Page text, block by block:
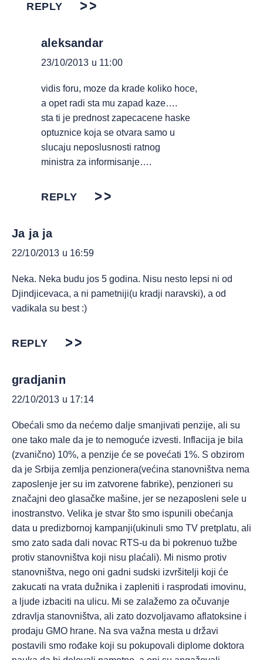
REPLY
aleksandar
23/10/2013 u 11:00
vidis foru, moze da krade koliko hoce,
a opet radi sta mu zapad kaze….
sta ti je prednost zapecacene haske
optuznice koja se otvara samo u
slucaju neposlusnosti ratnog
ministra za informisanje….
REPLY
Ja ja ja
22/10/2013 u 16:59
Neka. Neka budu jos 5 godina. Nisu nesto lepsi ni od
Djindjicevaca, a ni pametniji(u kradji naravski), a od
vadikala su best :)
REPLY
gradjanin
22/10/2013 u 17:14
Obećali smo da nećemo dalje smanjivati penzije, ali su
one tako male da je to nemoguće izvesti. Inflacija je bila
(zvanično) 10%, a penzije će se povećati 1%. S obzirom
da je Srbija zemlja penzionera(većina stanovništva nema
zaposlenje jer su im zatvorene fabrike), penzioneri su
značajni deo glasačke mašine, jer se nezaposleni sele u
inostranstvo. Velika je stvar što smo ispunili obećanja
data u predizbornoj kampanji(ukinuli smo TV pretplatu, ali
smo zato sada dali novac RTS-u da bi pokrenuo tužbe
protiv stanovništva koji nisu plaćali). Mi nismo protiv
stanovništva, nego oni gadni sudski izvršitelji koji će
zakucati na vrata dužnika i zapleniti i rasprodati imovinu,
a ljude izbaciti na ulicu. Mi se zalažemo za očuvanje
zdravlja stanovništva, ali zato dozvoljavamo aflatoksine i
prodaju GMO hrane. Na sva važna mesta u državi
postavili smo rođake koji su pokupovali diplome doktora